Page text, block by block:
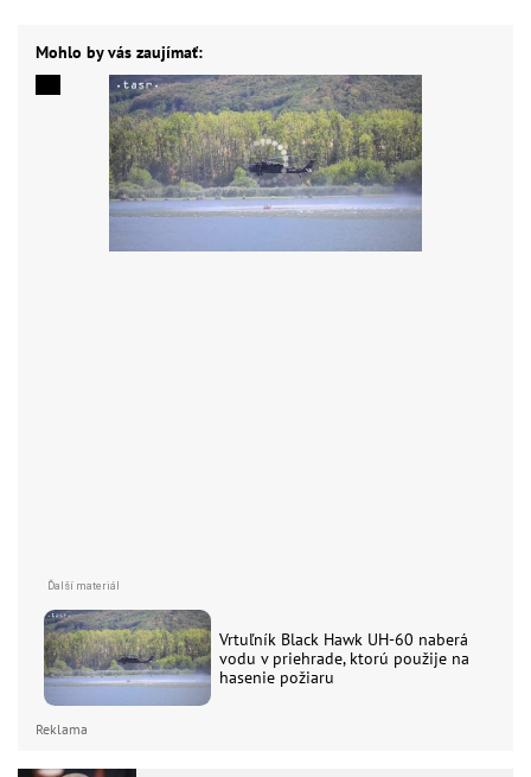
Mohlo by vás zaujímať:
Vrtuľník Black Hawk UH-60 naberá
vodu v priehrade, ktorú použije na
hasenie požiaru
Reklama